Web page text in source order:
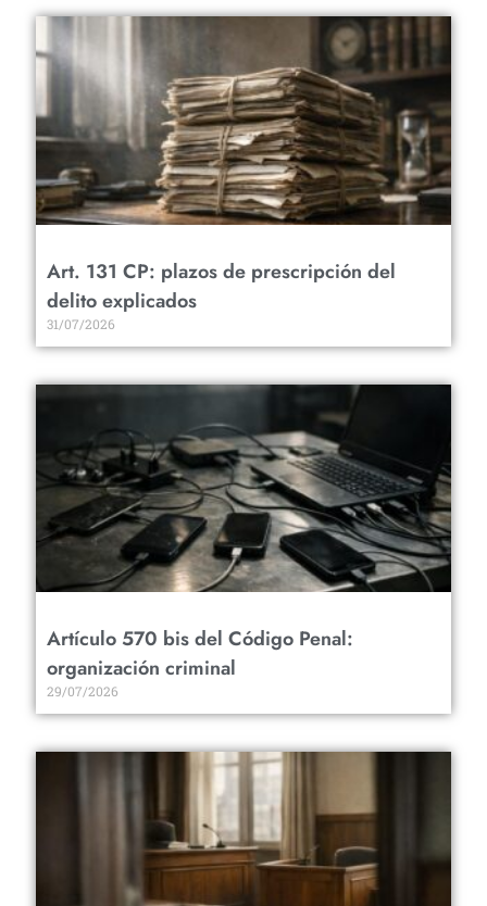
Art. 131 CP: plazos de prescripción del
delito explicados
31/07/2026
Artículo 570 bis del Código Penal:
organización criminal
29/07/2026